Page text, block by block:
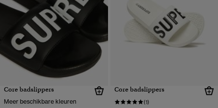
Core badslippers
Meer beschikbare kleuren
Core badslippers
(1)